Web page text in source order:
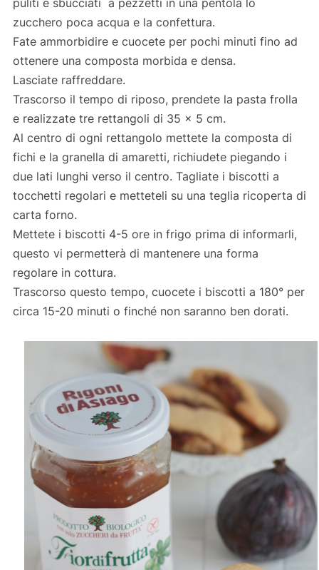
puliti e sbucciati a pezzetti in una pentola lo
zucchero poca acqua e la confettura.
Fate ammorbidire e cuocete per pochi minuti fino ad
ottenere una composta morbida e densa.
Lasciate raffreddare.
Trascorso il tempo di riposo, prendete la pasta frolla
e realizzate tre rettangoli di 35 x 5 cm.
Al centro di ogni rettangolo mettete la composta di
fichi e la granella di amaretti, richiudete piegando i
due lati lunghi verso il centro. Tagliate i biscotti a
tocchetti regolari e metteteli su una teglia ricoperta di
carta forno.
Mettete i biscotti 4-5 ore in frigo prima di informarli,
questo vi permetterà di mantenere una forma
regolare in cottura.
Trascorso questo tempo, cuocete i biscotti a 180° per
circa 15-20 minuti o finché non saranno ben dorati.